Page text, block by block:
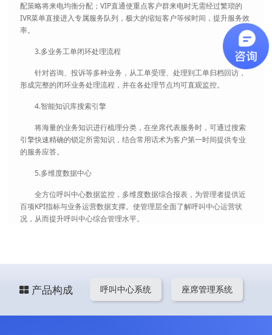
配策略将来电均衡分配；VIP直通使重点客户群来电时无需经过繁琐的
IVR菜单直接进入专属服务队列，极大的缩短客户等候时间，提升服务效
率。
3.多业务工单闭环处理流程
针对咨询、投诉等多种业务，从工单受理、处理到工单归档回访，
形成完整的闭环业务处理流程，并在各处理节点均可直观监控。
4.智能知识库搜索引擎
将海量的业务知识进行梳理分类，在坐席代表服务时，可通过搜索
引擎快速精确的锁定所需知识，结合常用话术为客户第一时间提供专业
的服务应答。
5.多维度数据中心
全方位呼叫中心数据监控，多维度数据综合报表，为管理者提供近
百项KPI指标与业务运营数据支撑。使管理层全面了解呼叫中心运营状
况，从而提升呼叫中心综合管理水平。
产品构成 呼叫中心系统 座席管理系统